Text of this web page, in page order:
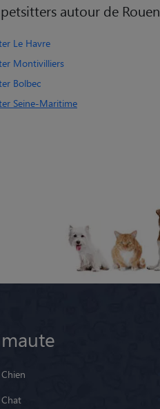
autour de Rouen
Le Havre
Montivilliers
Bolbec
Seine-Maritime